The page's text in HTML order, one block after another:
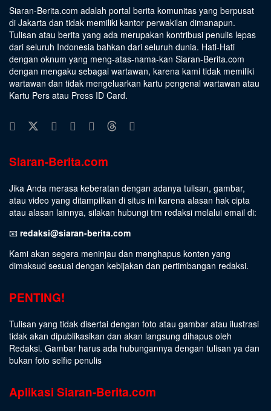
Siaran-Berita.com adalah portal berita komunitas yang berpusat
di Jakarta dan tidak memiliki kantor perwakilan dimanapun.
Tulisan atau berita yang ada merupakan kontribusi penulis lepas
dari seluruh Indonesia bahkan dari seluruh dunia. Hati-Hati
dengan oknum yang meng-atas-nama-kan Siaran-Berita.com
dengan mengaku sebagai wartawan, karena kami tidak memiliki
wartawan dan tidak mengeluarkan kartu pengenal wartawan atau
Kartu Pers atau Press ID Card.
Siaran-Berita.com
Jika Anda merasa keberatan dengan adanya tulisan, gambar,
atau video yang ditampilkan di situs ini karena alasan hak cipta
atau alasan lainnya, silakan hubungi tim redaksi melalui email di:
📧 redaksi@siaran-berita.com
Kami akan segera meninjau dan menghapus konten yang
dimaksud sesuai dengan kebijakan dan pertimbangan redaksi.
PENTING!
Tulisan yang tidak disertai dengan foto atau gambar atau ilustrasi
tidak akan dipublikasikan dan akan langsung dihapus oleh
Redaksi. Gambar harus ada hubungannya dengan tulisan ya dan
bukan foto selfie penulis
Aplikasi Siaran-Berita.com